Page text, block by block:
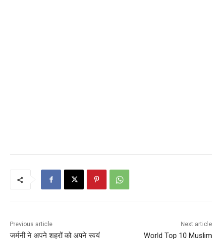
Previous article
जर्मनी ने अपने शहरों को अपने स्वयं
Next article
World Top 10 Muslim